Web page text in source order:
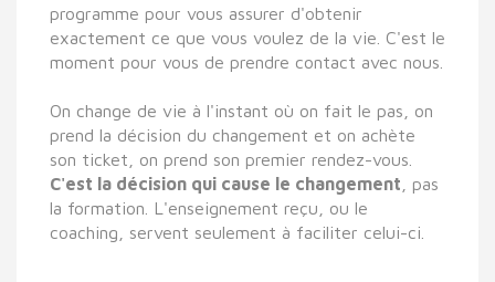
programme pour vous assurer d'obtenir
exactement ce que vous voulez de la vie. C'est le
moment pour vous de prendre contact avec nous.
On change de vie à l'instant où on fait le pas, on
prend la décision du changement et on achète
son ticket, on prend son premier rendez-vous.
C'est la décision qui cause le changement , pas
la formation. L'enseignement reçu, ou le
coaching, servent seulement à faciliter celui-ci.